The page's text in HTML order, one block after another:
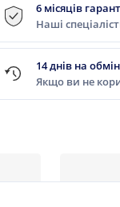
6 місяців
Наші
14 днів на
Якщо ви не